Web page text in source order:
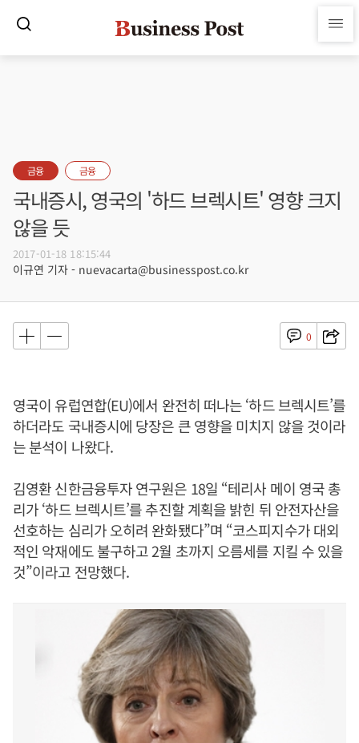
금융 금융
국내증시, 영국의 '하드 브렉시트' 영향 크지
않을 듯
2017-01-18 18:15:44
이규연 기자 - nuevacarta@businesspost.co.kr
0
영국이 유럽연합(EU)에서 완전히 떠나는 ‘하드 브렉시트’를
하더라도 국내증시에 당장은 큰 영향을 미치지 않을 것이라
는 분석이 나왔다.
김영환 신한금융투자 연구원은 18일 “테리사 메이 영국 총
리가 ‘하드 브렉시트’를 추진할 계획을 밝힌 뒤 안전자산을
선호하는 심리가 오히려 완화됐다”며 “코스피지수가 대외
적인 악재에도 불구하고 2월 초까지 오름세를 지킬 수 있을
것”이라고 전망했다.